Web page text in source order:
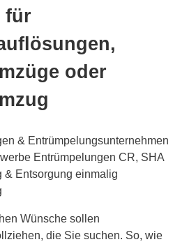
für
oder
& Entrümpelungsunternehmen
Entrümpelungen CR, SHA
& Entsorgung einmalig
Wünsche sollen
die Sie suchen. So, wie